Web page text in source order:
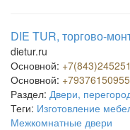
DIE TUR, торгово-
dietur.ru
Основной:
Основной: +79376150955
Раздел: Двери,
Теги: Изготовление
Межкомнатные двери